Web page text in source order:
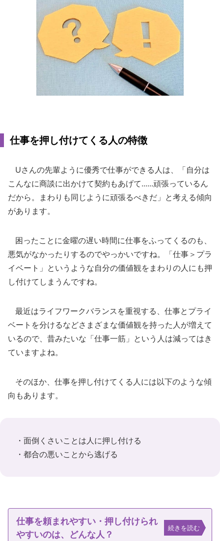
仕事を押し付けてくる人の特徴
Uさんの先輩ように優秀で仕事ができる人は、「自分は
こんなに商談に出かけて契約もあげて......頑張っているん
だから。まわりも同じように頑張るべきだ」と考える傾向
があります。
困ったことに金曜の遅い時間に仕事をふってくるのも、
悪気がなかったりするのでやっかいですね。「仕事＞プラ
イベート」というような自分の価値観をまわりの人にも押
し付けてしまうんですね。
最近はライフワークバランスを重視する、仕事とプライ
ベートを分けるなどさまざまな価値観を持った人が増えて
いるので、昔みたいな「仕事一筋」という人は減ってはき
ていますよね。
そのほか、仕事を押し付けてくる人には以下のような傾
向もあります。
・面倒くさいことは人に押し付ける
・都合の悪いことから逃げる
仕事を頼まれやすい・押し付けられ
やすいのは、どんな人？
続きを読む